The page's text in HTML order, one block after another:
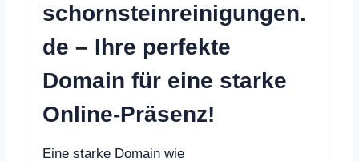
schornsteinreinigungen.
de – Ihre perfekte
Domain für eine starke
Online-Präsenz!
Eine starke Domain wie